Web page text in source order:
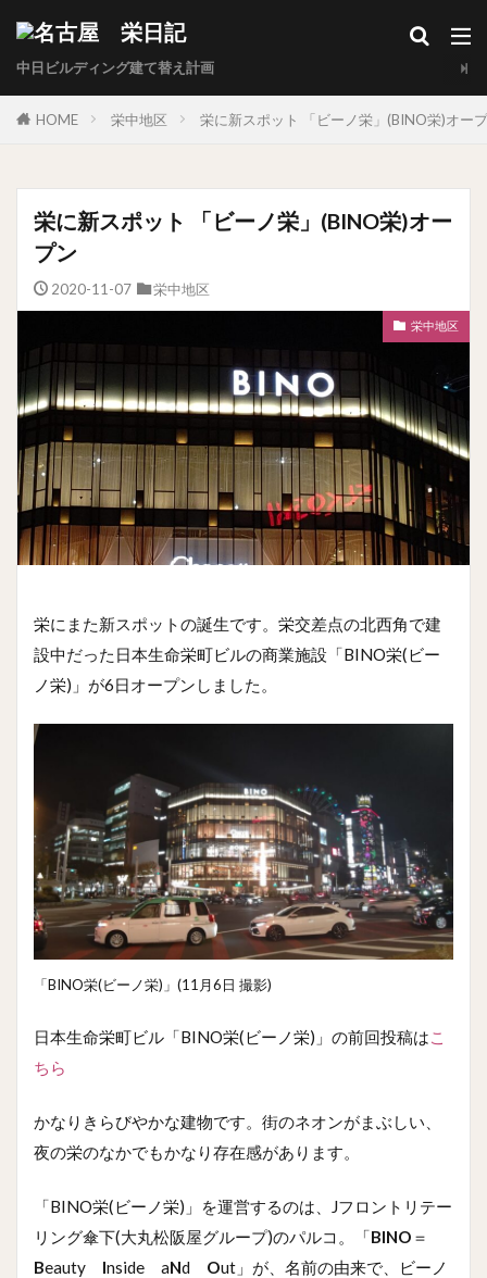
中日ビルディング建て替え計画
HOME 栄中地区 栄に新スポット 「ビーノ栄」(BINO栄)オー
栄に新スポット 「ビーノ栄」(BINO栄)オー
プン
2020-11-07 栄中地区
栄中地区
栄にまた新スポットの誕生です。栄交差点の北西角で建
設中だった日本生命栄町ビルの商業施設「BINO栄(ビー
ノ栄)」が6日オープンしました。
「BINO栄(ビーノ栄)」(11月6日 撮影)
日本生命栄町ビル「BINO栄(ビーノ栄)」の前回投稿はこ
ちら
かなりきらびやかな建物です。街のネオンがまぶしい、
夜の栄のなかでもかなり存在感があります。
「BINO栄(ビーノ栄)」を運営するのは、Jフロントリテー
リング傘下(大丸松阪屋グループ)のパルコ。「BINO ＝
Beauty Inside aNd Out」が、名前の由来で、ビーノ